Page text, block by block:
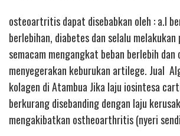
osteoartritis dapat disebabkan oleh : a.l
berlebihan, diabetes dan selalu
semacam mengangkat beban berlebih
menyegerakan keburukan artilege. Jual
kolagen di Atambua Jika laju iosintesa
berkurang disebanding dengan laju
mengakibatkan ostheoarthritis (nyeri